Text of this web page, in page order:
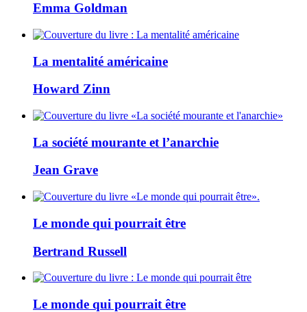
Emma Goldman
La mentalité américaine
Howard Zinn
La société mourante et l’anarchie
Jean Grave
Le monde qui pourrait être
Bertrand Russell
Le monde qui pourrait être